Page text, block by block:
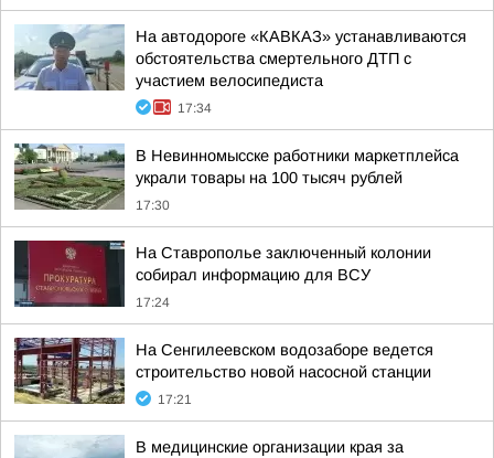
На автодороге «КАВКАЗ» устанавливаются
обстоятельства смертельного ДТП с
участием велосипедиста
17:34
В Невинномысске работники маркетплейса
украли товары на 100 тысяч рублей
17:30
На Ставрополье заключенный колонии
собирал информацию для ВСУ
17:24
На Сенгилеевском водозаборе ведется
строительство новой насосной станции
17:21
В медицинские организации края за